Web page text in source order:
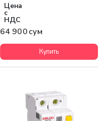
Цена
с
НДС
64 900 сум
Купить